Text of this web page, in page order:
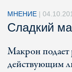
МНЕНИЕ |
Сладкий
Макрон подает
действующим